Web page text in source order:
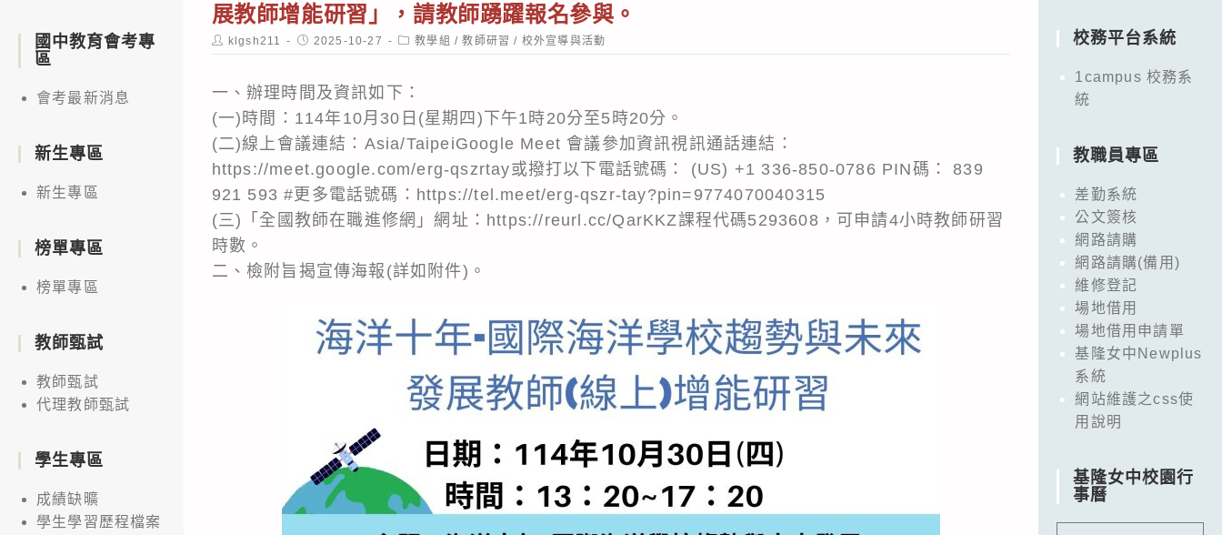
展教師增能研習」，請教師踴躍報名參與。
Post
author:
klgsh211
Post
published:
2025-10-27
Post
category:
教學組 / 教師研習 / 校外宣導與活動
一、辦理時間及資訊如下：
(一)時間：114年10月30日(星期四)下午1時20分至5時20分。
(二)線上會議連結：Asia/TaipeiGoogle Meet 會議參加資訊視訊通話連結：
https://meet.google.com/erg-qszrtay或撥打以下電話號碼： (US) +1 336-850-0786 PIN碼： 839
921 593 #更多電話號碼：https://tel.meet/erg-qszr-tay?pin=9774070040315
(三)「全國教師在職進修網」網址：https://reurl.cc/QarKKZ課程代碼5293608，可申請4小時教師研習
時數。
二、檢附旨揭宣傳海報(詳如附件)。
國中教育會考專
區
會考最新消息
新生專區
新生專區
榜單專區
榜單專區
教師甄試
教師甄試
代理教師甄試
學生專區
成績缺曠
學生學習歷程檔案
校務平台系統
1campus 校務系
統
教職員專區
差勤系統
公文簽核
網路請購
網路請購(備用)
維修登記
場地借用
場地借用申請單
基隆女中Newplus
系統
網站維護之css使
用說明
基隆女中校園行
事曆